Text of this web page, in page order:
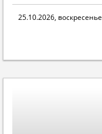
25.10.2026, воскресенье